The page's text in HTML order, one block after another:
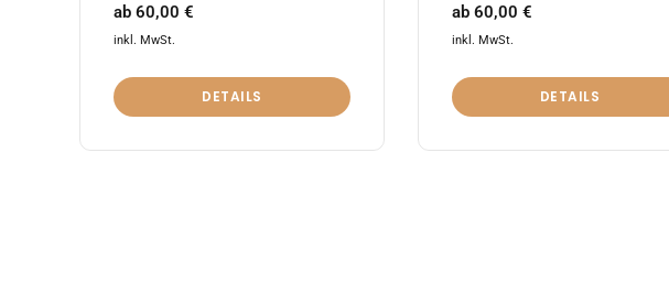
ab 60,00 €
inkl. MwSt.
DETAILS
ab 60,00 €
inkl. MwSt.
DETAILS